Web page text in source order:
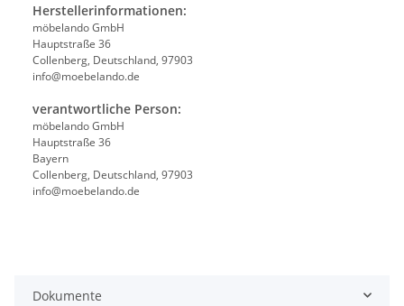
Herstellerinformationen:
möbelando GmbH
Hauptstraße 36
Collenberg, Deutschland, 97903
info@moebelando.de
verantwortliche Person:
möbelando GmbH
Hauptstraße 36
Bayern
Collenberg, Deutschland, 97903
info@moebelando.de
Dokumente